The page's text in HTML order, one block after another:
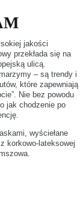
jakości
przekłada się na
ulicą.
– są trendy i
które zapewniają
Nie bez powodu
jak chodzenie po
wyściełane
korkowo-lateksowej